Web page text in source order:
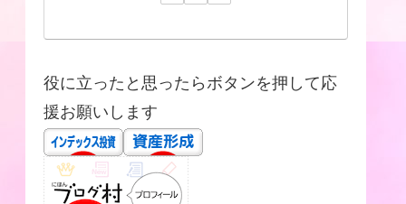
役に立ったと思ったらボタンを押して応
援お願いします